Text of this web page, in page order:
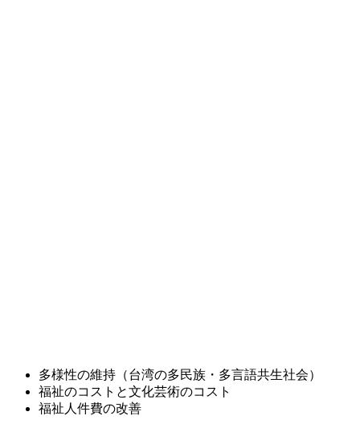
多様性の維持（台湾の多民族・多言語共生社会）
福祉のコストと文化芸術のコスト
福祉人件費の改善